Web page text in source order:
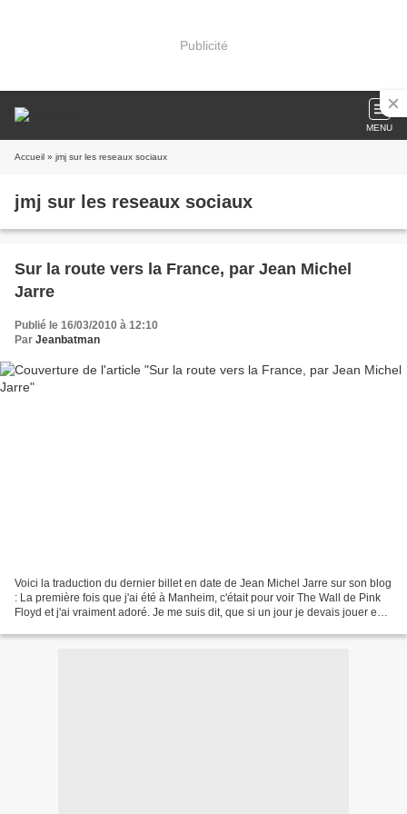
Publicité
MENU
Accueil » jmj sur les reseaux sociaux
jmj sur les reseaux sociaux
Sur la route vers la France, par Jean Michel
Jarre
Publié le 16/03/2010 à 12:10
Par Jeanbatman
Voici la traduction du dernier billet en date de Jean Michel Jarre sur son blog
: La première fois que j'ai été à Manheim, c'était pour voir The Wall de Pink
Floyd et j'ai vraiment adoré. Je me suis dit, que si un jour je devais jouer en